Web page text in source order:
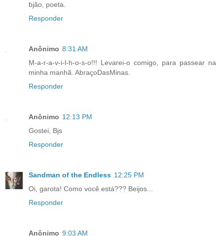
bjão, poeta.
Responder
Anônimo 8:31 AM
M-a-r-a-v-i-l-h-o-s-o!!! Levarei-o comigo, para passear na
minha manhã. AbraçoDasMinas.
Responder
Anônimo 12:13 PM
Gostei, Bjs
Responder
Sandman of the Endless 12:25 PM
Oi, garota! Como você está??? Beijos...
Responder
Anônimo 9:03 AM